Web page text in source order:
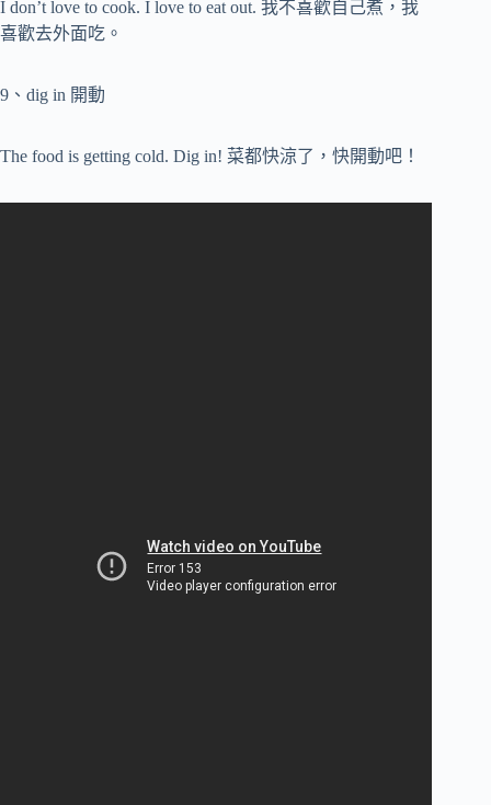
I don’t love to cook. I love to eat out. 我不喜歡自己煮，我
喜歡去外面吃。
9、dig in 開動
The food is getting cold. Dig in! 菜都快涼了，快開動吧！